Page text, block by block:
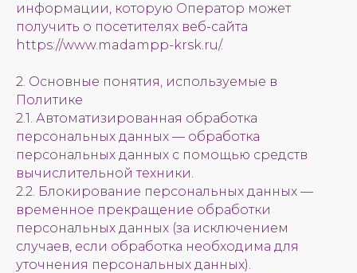
информации, которую Оператор может
получить о посетителях веб-сайта
https://www.madampp-krsk.ru/.
2. Основные понятия, используемые в
Политике
2.1. Автоматизированная обработка
персональных данных — обработка
персональных данных с помощью средств
вычислительной техники.
2.2. Блокирование персональных данных —
временное прекращение обработки
персональных данных (за исключением
случаев, если обработка необходима для
уточнения персональных данных).